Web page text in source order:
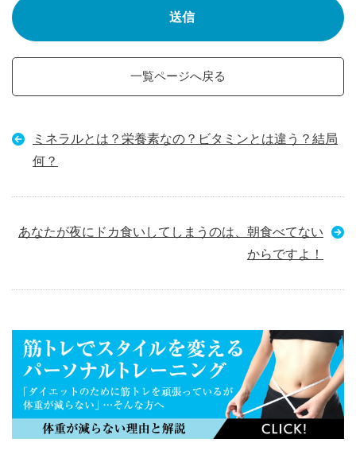
一覧ページへ戻る
ミネラルとは？栄養素なの？ビタミンとは違う？結局
何？
あなたが夜にドカ食いしてしまうのは、朝食べてない
からですよ！